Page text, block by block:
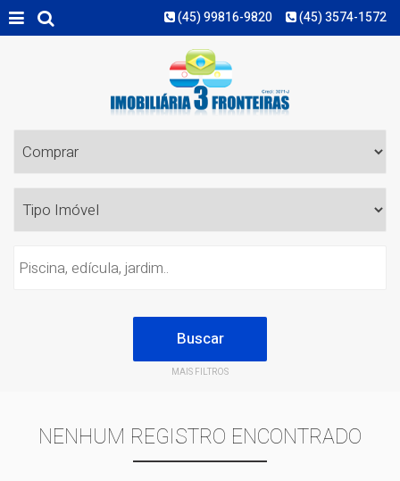
(45) 3574-1572
(45) 99816-9820
MAIS FILTROS
NENHUM REGISTRO ENCONTRADO